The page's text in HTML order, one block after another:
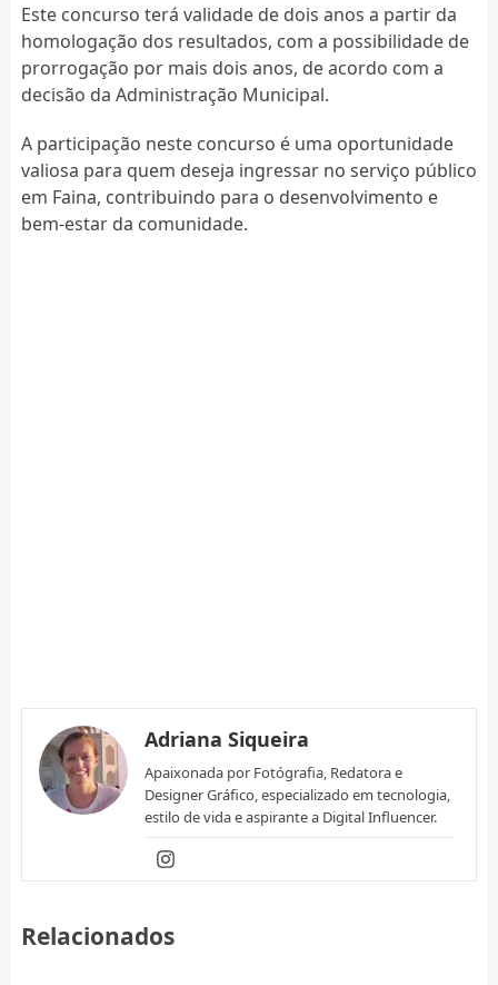
Este concurso terá validade de dois anos a partir da
homologação dos resultados, com a possibilidade de
prorrogação por mais dois anos, de acordo com a
decisão da Administração Municipal.
A participação neste concurso é uma oportunidade
valiosa para quem deseja ingressar no serviço público
em Faina, contribuindo para o desenvolvimento e
bem-estar da comunidade.
Adriana Siqueira
Apaixonada por Fotógrafia, Redatora e
Designer Gráfico, especializado em tecnologia,
estilo de vida e aspirante a Digital Influencer.
Relacionados